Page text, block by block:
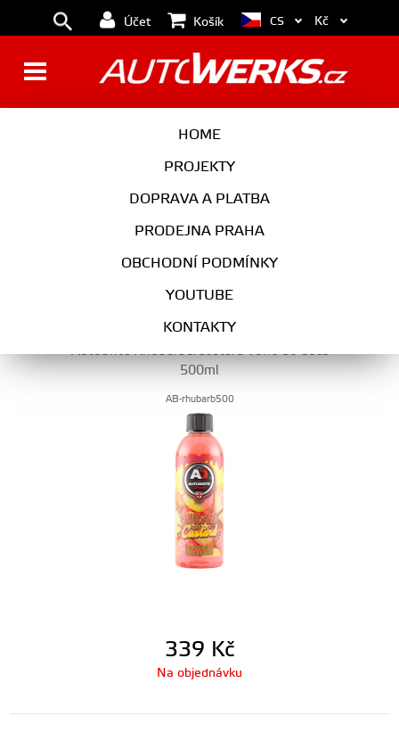
Účet Košík
HOME
PROJEKTY
DOPRAVA A PLATBA
PRODEJNA PRAHA
OBCHODNÍ PODMÍNKY
YOUTUBE
KONTAKTY
CS Kč
VŮNĚ DO AUTA
AUTOKOSMETIKA
Autobrite Rhubarb&Custard vůně do auta
500ml
AB-rhubarb500
339 Kč
Na objednávku